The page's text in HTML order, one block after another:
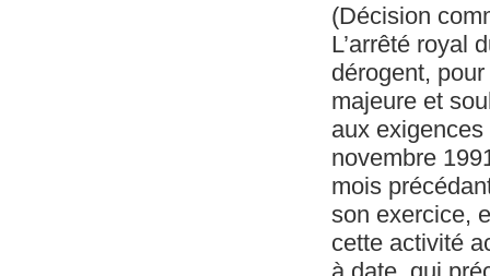
(Décision
L’arrêté royal
dérogent,
majeure et
aux exigences
novembre
mois
son exercice,
cette activité